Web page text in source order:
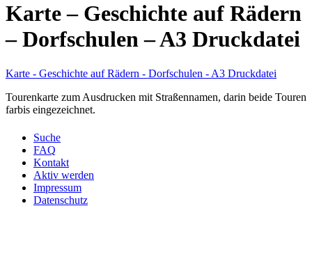
Karte – Geschichte auf Rädern
– Dorfschulen – A3 Druckdatei
Karte - Geschichte auf Rädern - Dorfschulen - A3 Druckdatei
Tourenkarte zum Ausdrucken mit Straßennamen, darin beide Touren
farbis eingezeichnet.
Suche
FAQ
Kontakt
Aktiv werden
Impressum
Datenschutz